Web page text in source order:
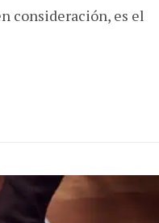
consideración, es el